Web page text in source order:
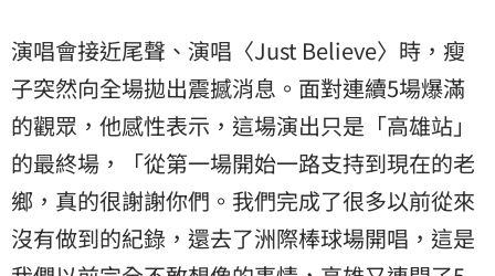
演唱會接近尾聲、演唱〈Just Believe〉時，瘦
子突然向全場拋出震撼消息。面對連續5場爆滿
的觀眾，他感性表示，這場演出只是「高雄站」
的最終場，「從第一場開始一路支持到現在的老
鄉，真的很謝謝你們。我們完成了很多以前從來
沒有做到的紀錄，還去了洲際棒球場開唱，這是